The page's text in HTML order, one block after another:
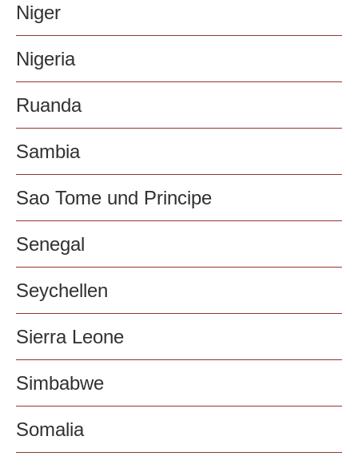
Niger
Nigeria
Ruanda
Sambia
Sao Tome und Principe
Senegal
Seychellen
Sierra Leone
Simbabwe
Somalia